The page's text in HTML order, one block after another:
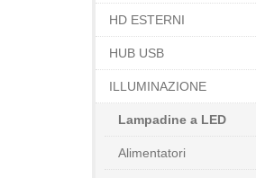
HD ESTERNI
HUB USB
ILLUMINAZIONE
Lampadine a LED
Alimentatori